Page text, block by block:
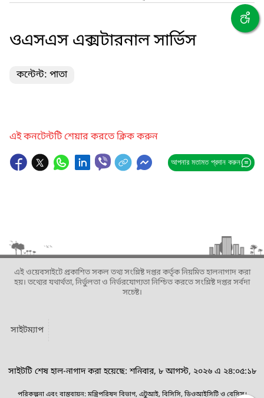
ওএসএস এক্সটারনাল সার্ভিস
কন্টেন্ট: পাতা
এই কনটেন্টটি শেয়ার করতে ক্লিক করুন
আপনার মতামত প্রদান করুন
এই ওয়েবসাইটে প্রকাশিত সকল তথ্য সংশ্লিষ্ট দপ্তর কর্তৃক নিয়মিত হালনাগাদ করা
হয়। তথ্যের যথার্থতা, নির্ভুলতা ও নির্ভরযোগ্যতা নিশ্চিত করতে সংশ্লিষ্ট দপ্তর সর্বদা
সচেষ্ট।
সাইটম্যাপ
সাইটটি শেষ হাল-নাগাদ করা হয়েছে: শনিবার, ৮ আগস্ট, ২০২৬ এ ২৪:০৫:১৮
পরিকল্পনা এবং বাস্তবায়ন: মন্ত্রিপরিষদ বিভাগ, এটুআই, বিসিসি, ডিওআইসিটি ও বেসিস।